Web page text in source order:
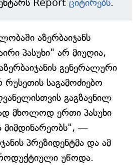
Report ციტირებს.
აზერბაიჯანს
პასუხი" არ მიუღია,
გენერალური
საგამოძიებო
გაგზავნილ
მხოლოდ ერთი პასუხი
მიმდინარეობს", —
პრეზიდენტმა და ამ
უწოდა.